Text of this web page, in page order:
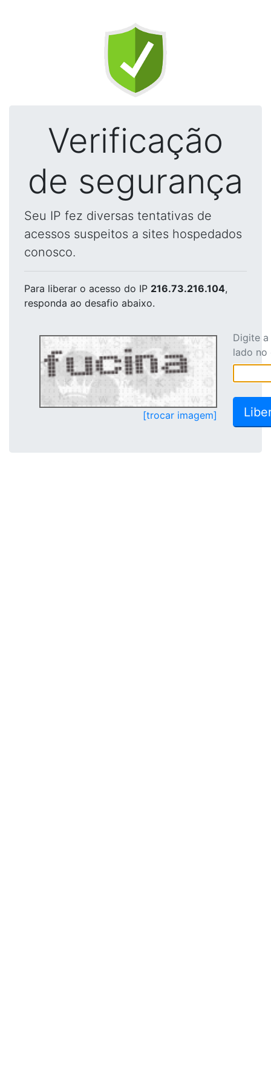
Verificação
de segurança
Seu IP fez diversas tentativas de
acessos suspeitos a sites hospedados
conosco.
Para liberar o acesso do IP 216.73.216.104,
responda ao desafio abaixo.
[trocar imagem]
Digite
lado no